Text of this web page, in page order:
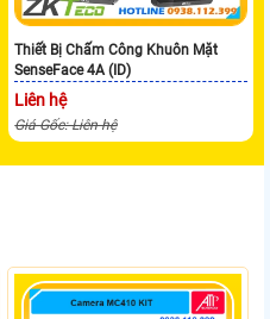
Thiết Bị Chấm Công Khuôn Mặt
SenseFace 4A (ID)
Liên hệ
Giá Gốc: Liên hệ